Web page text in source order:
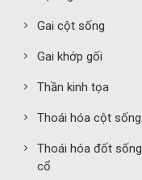
Gai cột sống
Gai khớp gối
Thần kinh tọa
Thoái hóa cột sống
Thoái hóa đốt sống
cổ